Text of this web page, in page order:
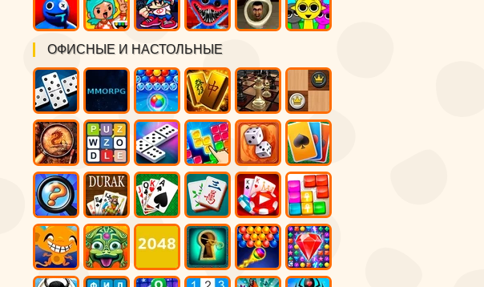
ОФИСНЫЕ И НАСТОЛЬНЫЕ